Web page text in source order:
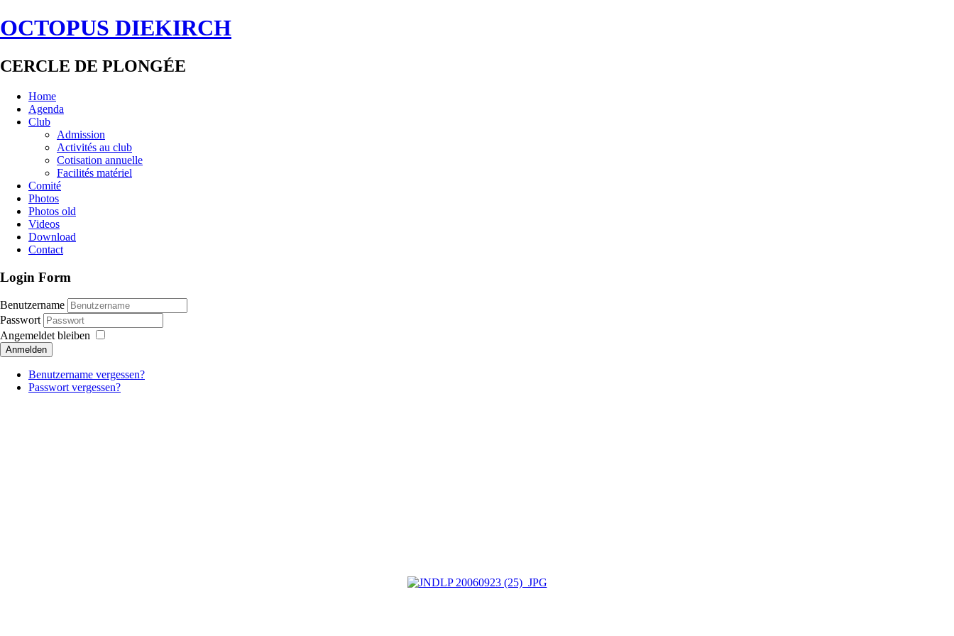
OCTOPUS DIEKIRCH
CERCLE DE PLONGÉE
Home
Agenda
Club
Admission
Activités au club
Cotisation annuelle
Facilités matériel
Comité
Photos
Photos old
Videos
Download
Contact
Login Form
Benutzername
Passwort
Angemeldet bleiben
Anmelden
Benutzername vergessen?
Passwort vergessen?